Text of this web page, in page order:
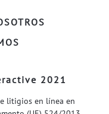
2021
litigios en línea en